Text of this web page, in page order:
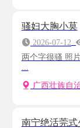
骚妇大胸小莫
2026-07-12
两个字很骚 照
广西壮族自
南宁绝活莞式